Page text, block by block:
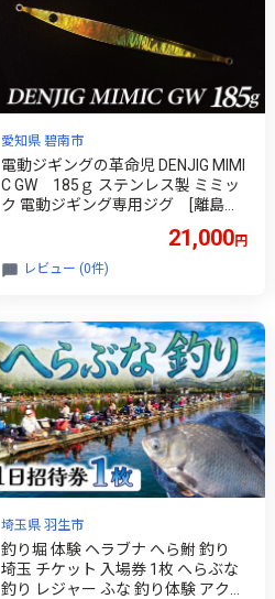
愛知県 碧南市
電動ジギングの革命児 DENJIG MIMI
C GW 185ｇ ステンレス製 ミミッ
ク 電動ジギング専用ジグ [離島配
21,000円
レビュー (0件)
埼玉県 羽生市
釣り堀 体験 ヘラブナ へら鮒 釣り
埼玉 チケット 入場券 1枚 へらぶな
釣り レジャー ふな 釣り体験 アクテ